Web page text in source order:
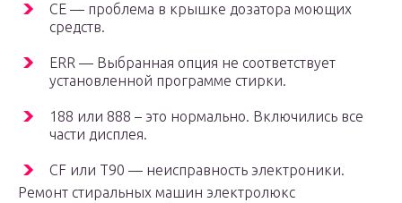
СЕ — проблема в крышке дозатора моющих
средств.
ERR — Выбранная опция не соответствует
установленной программе стирки.
188 или 888 – это нормально. Включились все
части дисплея.
СF или Т90 — неисправность электроники.
Ремонт стиральных машин электролюкс